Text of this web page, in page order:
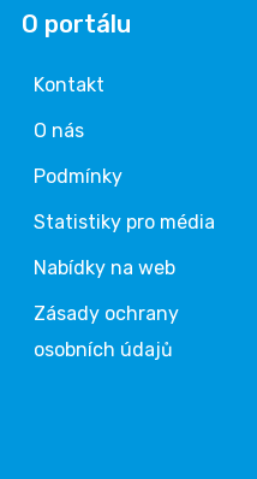
O portálu
Kontakt
O nás
Podmínky
Statistiky pro média
Nabídky na web
Zásady ochrany
osobních údajů